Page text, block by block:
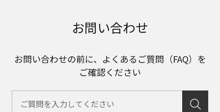
お問い合わせ
お問い合わせの前に、よくあるご質問（FAQ）を
ご確認ください